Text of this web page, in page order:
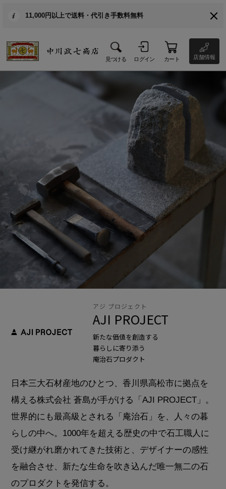
11,000円以上で送料・代引き手数料無料
見つける ログイン カート 店舗情報
アジ プロジェクト
AJI PROJECT
新たな価値を創造する
暮らしに寄り添う
庵治石プロダクト
日本三大石材産地のひとつ、香川県高松市に拠点を
構える株式会社 蒼島が手がける「AJI PROJECT」。
世界的にも最高級とされる「庵治石」を、人々の暮
らしの中へ。1000年を超える歴史の中で石工職人に
受け継がれ磨かれてきた技術と、デザイナーの感性
を融合させ、新たな生命を吹き込んだ唯一無二の石
のプロダクトを発信する。